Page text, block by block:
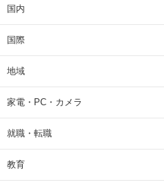
国内
国際
地域
家電・PC・カメラ
就職・転職
教育